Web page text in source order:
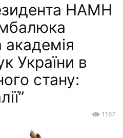
НАМН
академія
України в
стану:
1167